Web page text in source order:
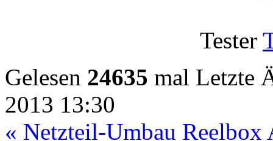
Tester
Gelesen 24635 mal Letzte
2013 13:30
« Netzteil-Umbau